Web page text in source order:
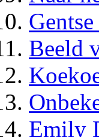
Beeld
Emily